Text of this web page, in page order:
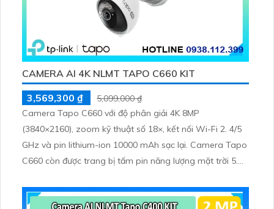
CAMERA AI 4K NLMT TAPO C660 KIT
3,569,300 ₫
5,099,000 ₫
Camera Tapo C660 với độ phân giải 4K 8MP
(3840×2160), zoom kỹ thuật số 18×, kết nối Wi-Fi 2. 4/5
GHz và pin lithium-ion 10000 mAh sạc lại. Camera Tapo
C660 còn được trang bị tấm pin năng lượng mặt trời 5.
tiện, lưu trữ thẻ microSD tối đa 512 GB